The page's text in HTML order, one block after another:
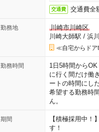
交通費 交通費全
勤務地
川崎市川崎区
川崎大師駅 / 浜
≪自宅からドア
勤務時間
1日5時間から
に行く間だけ働
ートの時間にし
希望する勤務時
ん。
期間
【積極採用中！
す！